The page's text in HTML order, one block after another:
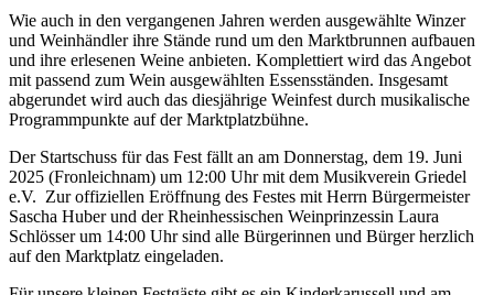
Wie auch in den vergangenen Jahren werden ausgewählte Winzer
und Weinhändler ihre Stände rund um den Marktbrunnen aufbauen
und ihre erlesenen Weine anbieten. Komplettiert wird das Angebot
mit passend zum Wein ausgewählten Essensständen. Insgesamt
abgerundet wird auch das diesjährige Weinfest durch musikalische
Programmpunkte auf der Marktplatzbühne.
Der Startschuss für das Fest fällt an am Donnerstag, dem 19. Juni
2025 (Fronleichnam) um 12:00 Uhr mit dem Musikverein Griedel
e.V. Zur offiziellen Eröffnung des Festes mit Herrn Bürgermeister
Sascha Huber und der Rheinhessischen Weinprinzessin Laura
Schlösser um 14:00 Uhr sind alle Bürgerinnen und Bürger herzlich
auf den Marktplatz eingeladen.